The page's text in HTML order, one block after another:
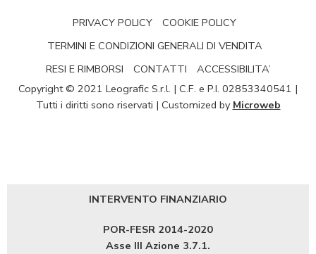
PRIVACY POLICY
COOKIE POLICY
TERMINI E CONDIZIONI GENERALI DI VENDITA
RESI E RIMBORSI
CONTATTI
ACCESSIBILITA’
Copyright © 2021 Leografic S.r.l. | C.F. e P.I. 02853340541 |
Tutti i diritti sono riservati | Customized by Microweb
INTERVENTO FINANZIARIO
POR-FESR 2014-2020
Asse III Azione 3.7.1.